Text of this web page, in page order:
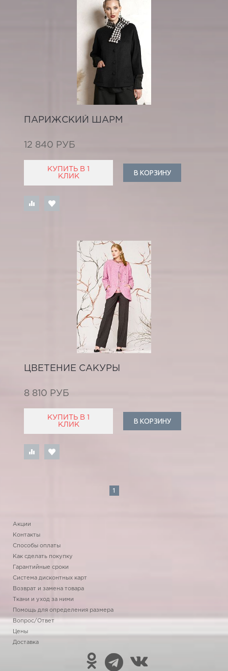
ПАРИЖСКИЙ ШАРМ
12 840 РУБ
КУПИТЬ В 1
КЛИК
В КОРЗИНУ
ЦВЕТЕНИЕ САКУРЫ
8 810 РУБ
КУПИТЬ В 1
КЛИК
В КОРЗИНУ
1
Акции
Контакты
Способы оплаты
Как сделать покупку
Гарантийные сроки
Система дисконтных карт
Возврат и замена товара
Ткани и уход за ними
Помощь для определения размера
Вопрос/Ответ
Цены
Доставка